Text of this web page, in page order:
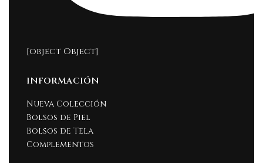
[object Object]
INFORMACIÓN
Nueva Colección
Bolsos de Piel
Bolsos de Tela
Complementos